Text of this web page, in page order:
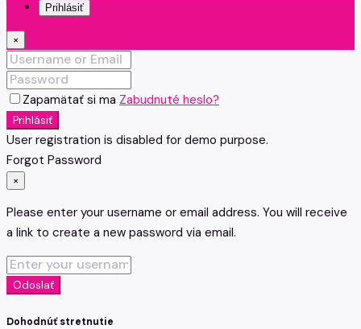
Prihlásiť
×
Zapamätať si ma Zabudnuté heslo?
Prihlásiť
User registration is disabled for demo purpose.
Forgot Password
×
Please enter your username or email address. You will receive
a link to create a new password via email.
Odoslať
Dohodnúť stretnutie